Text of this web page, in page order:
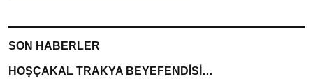
SON HABERLER
HOŞÇAKAL TRAKYA BEYEFENDİSİ…